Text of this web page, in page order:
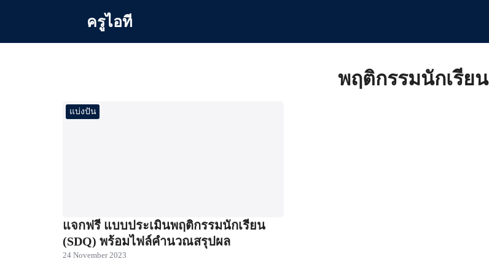
ครูไอที
พฤติกรรมนักเรียน
แบ่งปัน
แจกฟรี แบบประเมินพฤติกรรมนักเรียน
(SDQ) พร้อมไฟล์คำนวณสรุปผล
24 November 2023